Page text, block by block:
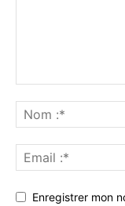
Enregistrer mon